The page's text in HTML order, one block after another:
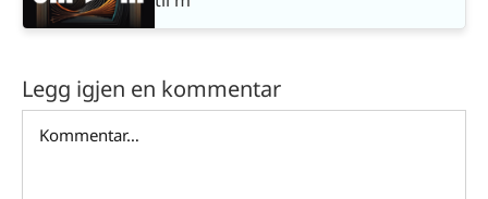
Legg igjen en kommentar